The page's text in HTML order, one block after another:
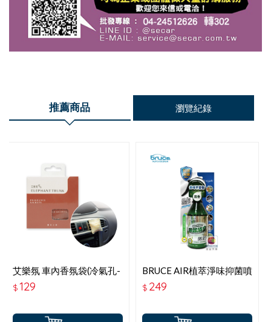
推薦商品 瀏覽紀錄
艾樂氛 車內香氛袋(冷氣孔-
室內吊掛2用)-麝香之華(花
果麝香調) PW-802
$129
BRUCE AIR植萃淨味抑菌噴
霧-無香
$ 249